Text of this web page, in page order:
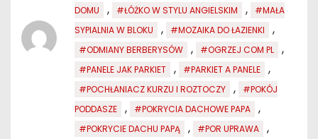
DOMU
, #ŁÓŻKO W STYLU ANGIELSKIM ,
#MAŁA
SYPIALNIA W BLOKU
, #MOZAIKA DO ŁAZIENKI ,
#ODMIANY BERBERYSÓW , #OGRZEJ COM PL ,
#PANELE JAK PARKIET , #PARKIET A PANELE ,
#POCHŁANIACZ KURZU I ROZTOCZY ,
#POKÓJ
PODDASZE
, #POKRYCIA DACHOWE PAPA ,
#POKRYCIE DACHU PAPĄ , #POR UPRAWA ,